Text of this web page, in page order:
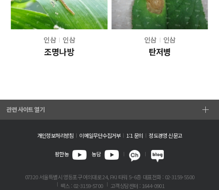
인삼 인삼
조명나방
인삼 인삼
탄저병
개인정보처리방침 이메일무단수집거부 1:1 문의 정도경영 신문고
팜한농 농담
07320 서울특별시 영등포구 여의대로 24, FKI 타워 5~6층 대표전화 : 02-3159-5500
팩스 : 02-3159-5700
고객상담센터 : 1644-0901
관련 사이트 열기